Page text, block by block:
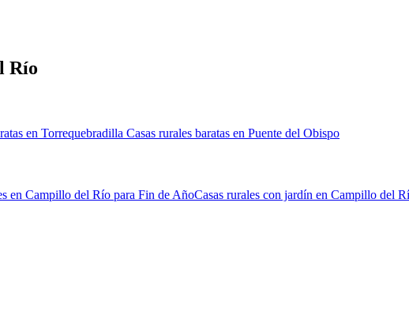
Río
en Torrequebradilla Casas rurales baratas en Puente del Obispo
en Campillo del Río para Fin de AñoCasas rurales con jardín en Campillo del